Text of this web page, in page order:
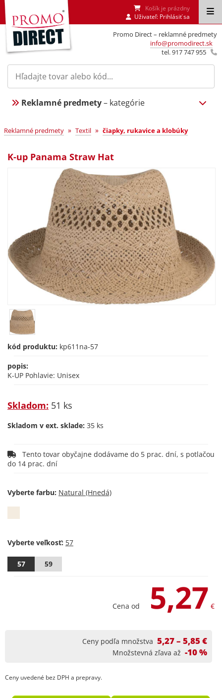
Promo Direct – reklamné predmety
info@promodirect.sk
tel. 917 747 955
Košík je prázdny
Uživateľ: Prihlásiť sa
Reklamné predmety– kategórie
Reklamné predmety » Textil » čiapky, rukavice a klobúky
K-up Panama Straw Hat
kód produktu: kp611na-57
popis:
K-UP Pohlavie: Unisex
Skladom: 51 ks
Skladom v ext. sklade: 35 ks
do 14 prac. dní
Vyberte farbu:
Vyberte veľkosť:
57 59
Cena od 5,27 €
Ceny podľa množstva 5,27 – 5,85 €
Množstevná zľava až -10 %
Ceny uvedené bez DPH a prepravy.